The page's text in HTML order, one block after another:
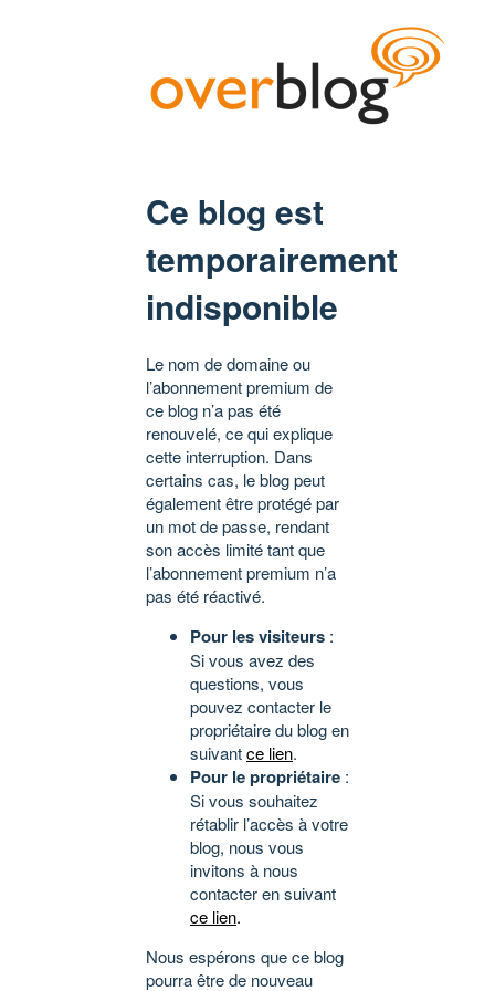
Ce blog est
temporairement
indisponible
Le nom de domaine ou
l’abonnement premium de
ce blog n’a pas été
renouvelé, ce qui explique
cette interruption. Dans
certains cas, le blog peut
également être protégé par
un mot de passe, rendant
son accès limité tant que
l’abonnement premium n’a
pas été réactivé.
Pour les visiteurs :
Si vous avez des
questions, vous
pouvez contacter le
propriétaire du blog en
suivantce lien.
Pour le propriétaire :
Si vous souhaitez
rétablir l’accès à votre
blog, nous vous
invitons à nous
contacter en suivant
ce lien.
Nous espérons que ce blog
pourra être de nouveau